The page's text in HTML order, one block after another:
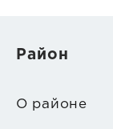
Район
О районе